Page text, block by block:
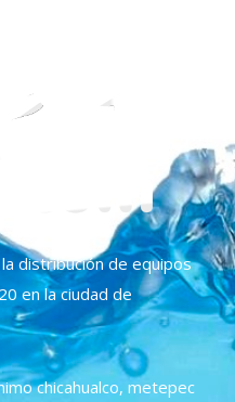
distribución de equipos
en la ciudad de
chicahualco, metepec